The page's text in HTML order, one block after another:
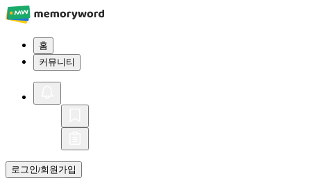
홈
커뮤니티
로그인/회원가입